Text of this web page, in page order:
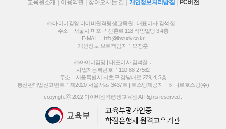
교육원소개 이용약관 찾아오시는 길 개인정보처리방침 PC버전
㈜아이비김영 아이비원격평생교육원 | 대표이사 김석철
주소
서울시 마포구 신촌로 128 적암빌딩 3,4층
E-MAIL
info@ibstudy.co.kr
개인정보 보호책임자
오창훈
㈜아이비김영 | 대표이사 김석철
사업자등록번호
120-88-27562
주소
서울특별시 서초구 강남대로 279, 4, 5층
통신판매업신고번호
제2020-서울서초-3437호 | 호스팅제공자
하나로호스팅(주)
copyright ⓒ 2022 아이비원격평생교육원 All Rights reserved .